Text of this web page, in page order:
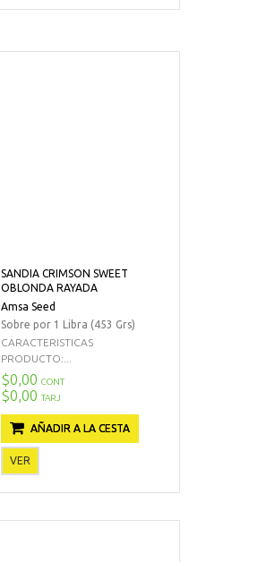
SANDIA CRIMSON SWEET
OBLONDA RAYADA
Amsa Seed
Sobre por 1 Libra (453 Grs)
CARACTERISTICAS
PRODUCTO:...
$0,00 CONT
$0,00 TARJ
AÑADIR A LA CESTA
VER